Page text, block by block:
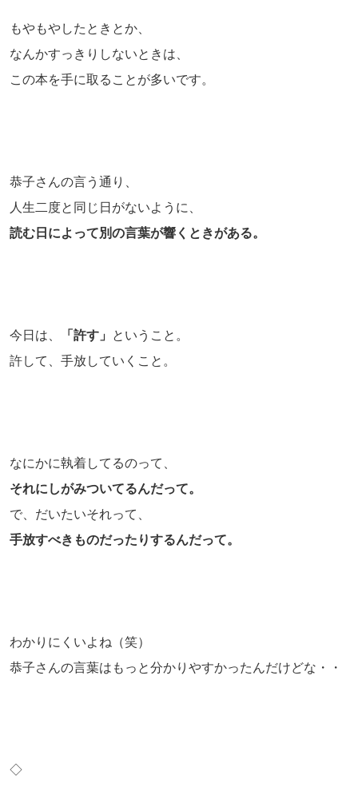
もやもやしたときとか、
なんかすっきりしないときは、
この本を手に取ることが多いです。
恭子さんの言う通り、
人生二度と同じ日がないように、
読む日によって別の言葉が響くときがある。
今日は、 「許す」
ということ。
許して、手放していくこと。
なにかに執着してるのって、
それにしがみついてるんだって。
で、だいたいそれって、
手放すべきものだったりするんだって。
わかりにくいよね（笑）
恭子さんの言葉はもっと分かりやすかったんだけどな・・
◇